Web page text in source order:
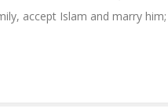
accept Islam and marry